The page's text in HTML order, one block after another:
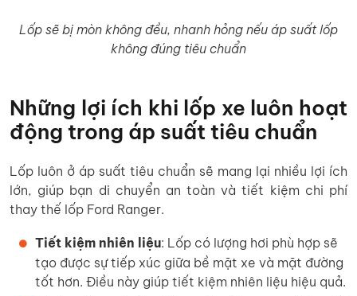
Lốp sẽ bị mòn không đều, nhanh hỏng nếu áp suất lốp
không đúng tiêu chuẩn
Những lợi ích khi lốp xe luôn hoạt
động trong áp suất tiêu chuẩn
Lốp luôn ở áp suất tiêu chuẩn sẽ mang lại nhiều lợi ích
lớn, giúp bạn di chuyển an toàn và tiết kiệm chi phí
thay thế lốp Ford Ranger.
Tiết kiệm nhiên liệu: Lốp có lượng hơi phù hợp sẽ
tạo được sự tiếp xúc giữa bề mặt xe và mặt đường
tốt hơn. Điều này giúp tiết kiệm nhiên liệu hiệu quả.